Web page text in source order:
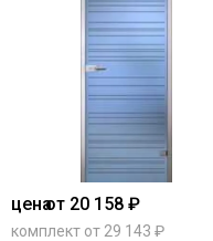
ценаот 20 158 ₽
комплект от 29 143 ₽